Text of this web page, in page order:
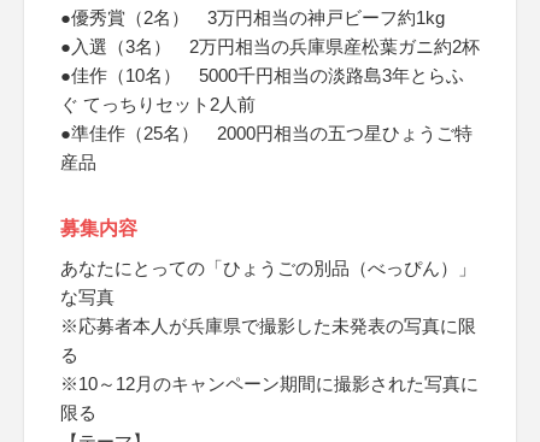
●優秀賞（2名） 3万円相当の神戸ビーフ約1kg
●入選（3名） 2万円相当の兵庫県産松葉ガニ約2杯
●佳作（10名） 5000千円相当の淡路島3年とらふ
ぐ てっちりセット2人前
●準佳作（25名） 2000円相当の五つ星ひょうご特
産品
募集内容
あなたにとっての「ひょうごの別品（べっぴん）」
な写真
※応募者本人が兵庫県で撮影した未発表の写真に限
る
※10～12月のキャンペーン期間に撮影された写真に
限る